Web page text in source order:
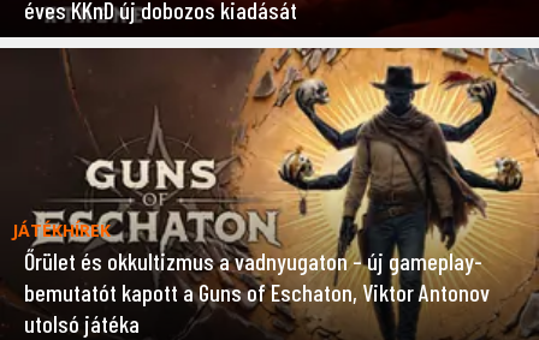
éves KKnD új dobozos kiadását
JÁTÉKHÍREK
Őrület és okkultizmus a vadnyugaton – új gameplay-
bemutatót kapott a Guns of Eschaton, Viktor Antonov
utolsó játéka